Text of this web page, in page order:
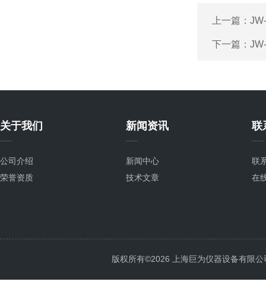
上一篇：
下一篇：
关于我们
公司介绍
荣誉资质
新闻资讯
新闻中心
技术文章
联
联
在
版权所有©2026 上海巨为仪器设备有限